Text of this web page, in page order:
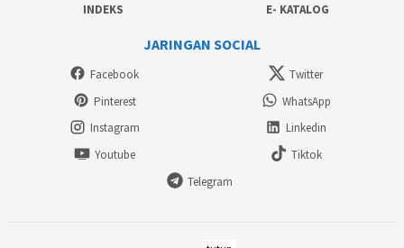
INDEKS
E- KATALOG
JARINGAN SOCIAL
Facebook
Twitter
Pinterest
WhatsApp
Instagram
Linkedin
Youtube
Tiktok
Telegram